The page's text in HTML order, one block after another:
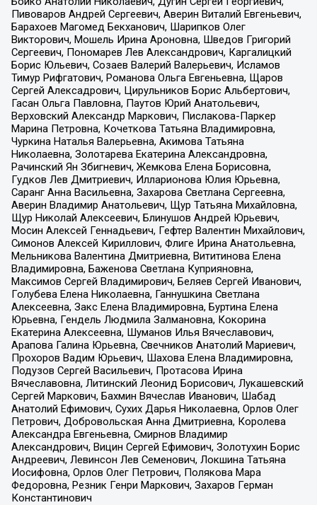
Пивоваров Андрей Сергеевич, Аверин Виталий Евгеньевич,
Барахоев Магомед Бекханович, Шарипков Олег
Викторович, Мошель Ирина Ароновна, Шведов Григорий
Сергеевич, Пономарев Лев Александрович, Каргалицкий
Борис Юльевич, Созаев Валерий Валерьевич, Исламов
Тимур Рифгатович, Романова Ольга Евгеньевна, Щаров
Сергей Алексадрович, Цирульников Борис Альбертович,
Гасан Ольга Павловна, Паутов Юрий Анатольевич,
Верховский Александр Маркович, Пислакова-Паркер
Марина Петровна, Кочеткова Татьяна Владимировна,
Чуркина Наталья Валерьевна, Акимова Татьяна
Николаевна, Золотарева Екатерина Александровна,
Рачинский Ян Збигневич, Жемкова Елена Борисовна,
Гудков Лев Дмитриевич, Илларионова Юлия Юрьевна,
Саранг Анна Васильевна, Захарова Светлана Сергеевна,
Аверин Владимир Анатольевич, Щур Татьяна Михайловна,
Щур Николай Алексеевич, Блинушов Андрей Юрьевич,
Мосин Алексей Геннадьевич, Гефтер Валентин Михайлович,
Симонов Алексей Кириллович, Флиге Ирина Анатольевна,
Мельникова Валентина Дмитриевна, Вититинова Елена
Владимировна, Баженова Светлана Куприяновна,
Максимов Сергей Владимирович, Беляев Сергей Иванович,
Голубева Елена Николаевна, Ганнушкина Светлана
Алексеевна, Закс Елена Владимировна, Буртина Елена
Юрьевна, Гендель Людмила Залмановна, Кокорина
Екатерина Алексеевна, Шуманов Илья Вячеславович,
Арапова Галина Юрьевна, Свечников Анатолий Мариевич,
Прохоров Вадим Юрьевич, Шахова Елена Владимировна,
Подузов Сергей Васильевич, Протасова Ирина
Вячеславовна, Литинский Леонид Борисович, Лукашевский
Сергей Маркович, Бахмин Вячеслав Иванович, Шабад
Анатолий Ефимович, Сухих Дарья Николаевна, Орлов Олег
Петрович, Добровольская Анна Дмитриевна, Королева
Александра Евгеньевна, Смирнов Владимир
Александрович, Вицин Сергей Ефимович, Золотухин Борис
Андреевич, Левинсон Лев Семенович, Локшина Татьяна
Иосифовна, Орлов Олег Петрович, Полякова Мара
Федоровна, Резник Генри Маркович, Захаров Герман
Константинович